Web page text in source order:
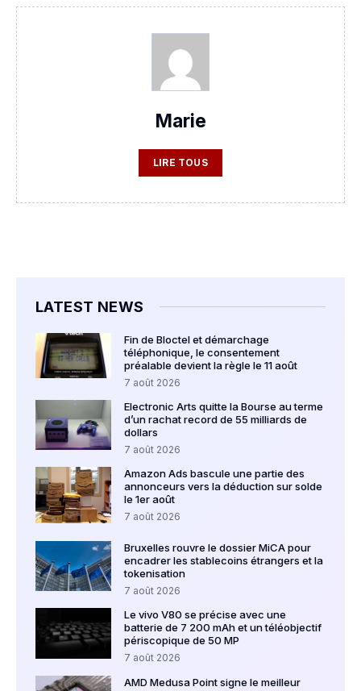
Marie
LIRE TOUS
LATEST NEWS
Fin de Bloctel et démarchage
téléphonique, le consentement
préalable devient la règle le 11 août
7 août 2026
Electronic Arts quitte la Bourse au terme
d’un rachat record de 55 milliards de
dollars
7 août 2026
Amazon Ads bascule une partie des
annonceurs vers la déduction sur solde
le 1er août
7 août 2026
Bruxelles rouvre le dossier MiCA pour
encadrer les stablecoins étrangers et la
tokenisation
7 août 2026
Le vivo V80 se précise avec une
batterie de 7 200 mAh et un téléobjectif
périscopique de 50 MP
7 août 2026
AMD Medusa Point signe le meilleur